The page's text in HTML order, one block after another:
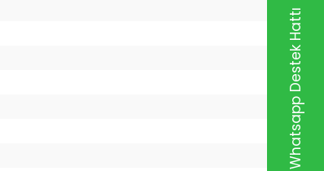
Whatsapp Destek Hattı